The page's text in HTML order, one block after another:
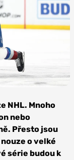
NHL. Mnoho
nebo
Přesto jsou
o velké
série budou k